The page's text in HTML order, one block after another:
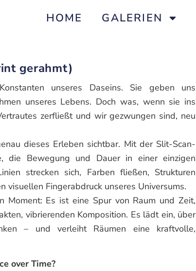
HOME GALERIEN
gerahmt)
unseres Daseins. Sie geben uns
unseres Lebens. Doch was, wenn sie ins
zerfließt und wir gezwungen sind, neu
dieses Erleben sichtbar. Mit der Slit-Scan-
die Bewegung und Dauer in einer einzigen
strecken sich, Farben fließen, Strukturen
visuellen Fingerabdruck unseres Universums.
Moment: Es ist eine Spur von Raum und Zeit,
vibrierenden Komposition. Es lädt ein, über
– und verleiht Räumen eine kraftvolle,
over Time?